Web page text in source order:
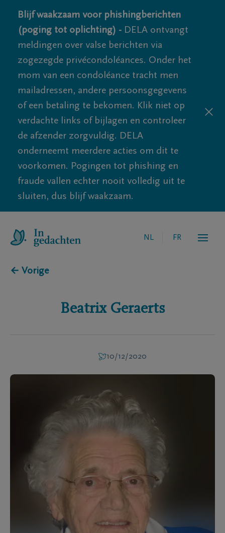
Blijf waakzaam voor phishingberichten
(poging tot oplichting) - DELA ontvangt
meldingen over valse berichten via
zogezegde privécondoléances. Onder het
mom van een condoléance tracht men
mailadressen, andere persoonsgegevens
of een betaling te bekomen. Klik niet op
verdachte links of bijlagen en controleer
de afzender zorgvuldig. DELA
onderneemt meerdere acties om dit te
voorkomen. Pogingen tot phishing en
fraude vallen echter nooit volledig uit te
sluiten, dus blijf waakzaam.
NL FR
← Vorige
Beatrix Geraerts
10/12/2020